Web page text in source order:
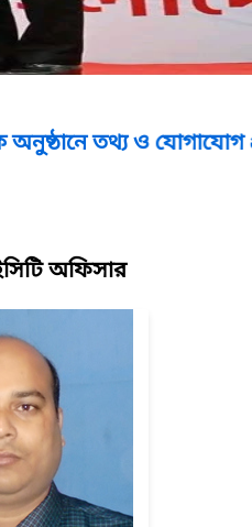
ও যোগাযোগ প্রযুক্তি
অফিসার